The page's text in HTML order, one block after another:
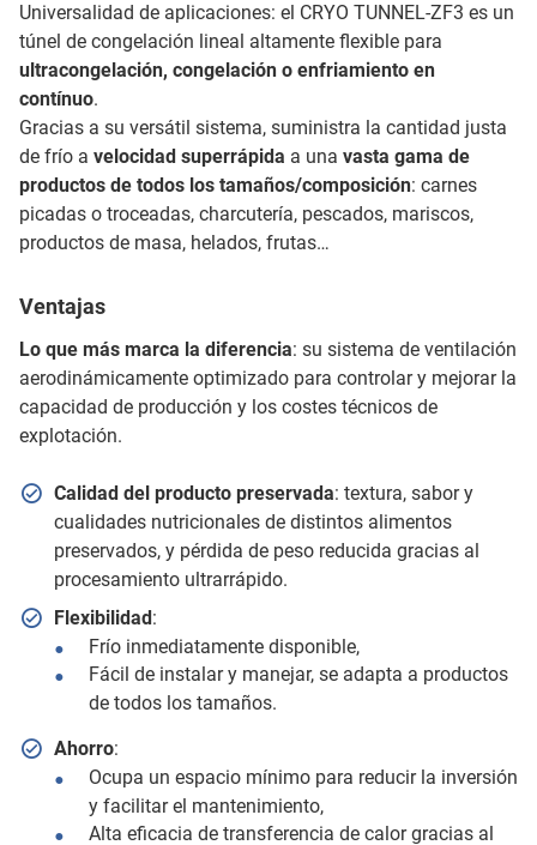
Universalidad de aplicaciones: el CRYO TUNNEL-ZF3 es un
túnel de congelación lineal altamente flexible para
ultracongelación, congelación o enfriamiento en
contínuo.
Gracias a su versátil sistema, suministra la cantidad justa
de frío a velocidad superrápida a una vasta gama de
productos de todos los tamaños/composición: carnes
picadas o troceadas, charcutería, pescados, mariscos,
productos de masa, helados, frutas…
Ventajas
Lo que más marca la diferencia: su sistema de ventilación
aerodinámicamente optimizado para controlar y mejorar la
capacidad de producción y los costes técnicos de
explotación.
Calidad del producto preservada: textura, sabor y
cualidades nutricionales de distintos alimentos
preservados, y pérdida de peso reducida gracias al
procesamiento ultrarrápido.
Flexibilidad:
Frío inmediatamente disponible,
Fácil de instalar y manejar, se adapta a productos
de todos los tamaños.
Ahorro:
Ocupa un espacio mínimo para reducir la inversión
y facilitar el mantenimiento,
Alta eficacia de transferencia de calor gracias al